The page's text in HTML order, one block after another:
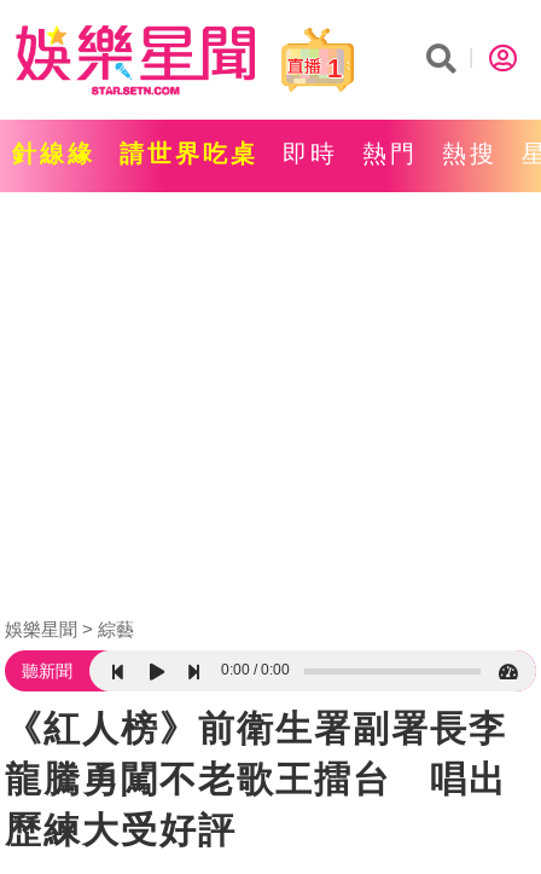
1
針線緣 請世界吃桌 即時 熱門 熱搜
娛樂星聞 綜藝
聽新聞 0:00 0:00
《紅人榜》前衛生署副署長李
龍騰勇闖不老歌王擂台 唱出
歷練大受好評